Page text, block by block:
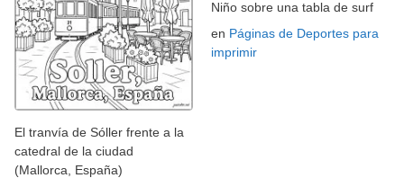
El tranvía de Sóller frente a la
catedral de la ciudad
(Mallorca, España)
Niño sobre una tabla de surf
en Páginas de Deportes para
imprimir